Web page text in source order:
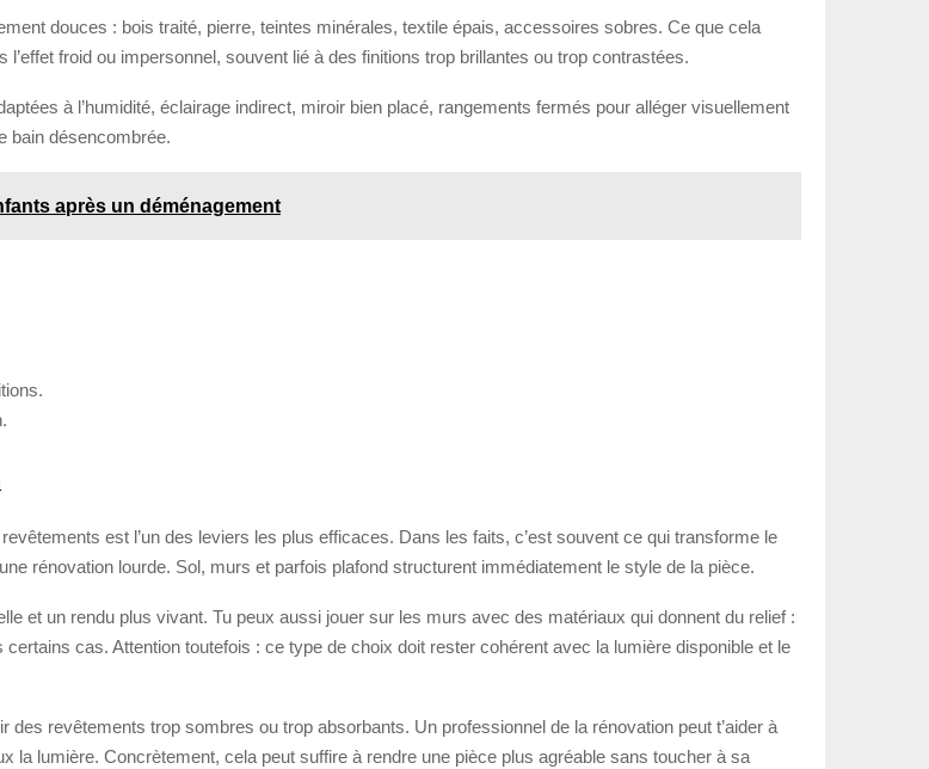
douces : bois traité, pierre, teintes minérales, textile épais, accessoires sobres. Ce que cela
froid ou impersonnel, souvent lié à des finitions trop brillantes ou trop contrastées.
à l’humidité, éclairage indirect, miroir bien placé, rangements fermés pour alléger visuellement
bain désencombrée.
après un déménagement
est l’un des leviers les plus efficaces. Dans les faits, c’est souvent ce qui transforme le
rénovation lourde. Sol, murs et parfois plafond structurent immédiatement le style de la pièce.
et un rendu plus vivant. Tu peux aussi jouer sur les murs avec des matériaux qui donnent du relief :
cas. Attention toutefois : ce type de choix doit rester cohérent avec la lumière disponible et le
revêtements trop sombres ou trop absorbants. Un professionnel de la rénovation peut t’aider à
la lumière. Concrètement, cela peut suffire à rendre une pièce plus agréable sans toucher à sa